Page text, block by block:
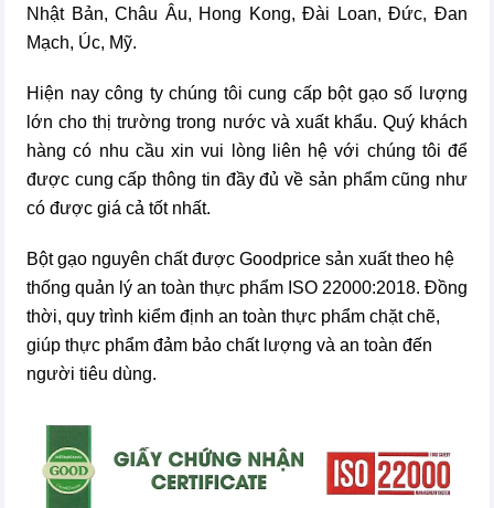
Nhật Bản, Châu Âu, Hong Kong, Đài Loan, Đức, Đan
Mạch, Úc, Mỹ.
Hiện nay công ty chúng tôi cung cấp bột gạo số lượng
lớn cho thị trường trong nước và xuất khẩu. Quý khách
hàng có nhu cầu xin vui lòng liên hệ với chúng tôi để
được cung cấp thông tin đầy đủ về sản phẩm cũng như
có được giá cả tốt nhất.
Bột gạo nguyên chất được Goodprice sản xuất theo hệ
thống quản lý an toàn thực phẩm ISO 22000:2018. Đồng
thời, quy trình kiểm định an toàn thực phẩm chặt chẽ,
giúp thực phẩm đảm bảo chất lượng và an toàn đến
người tiêu dùng.